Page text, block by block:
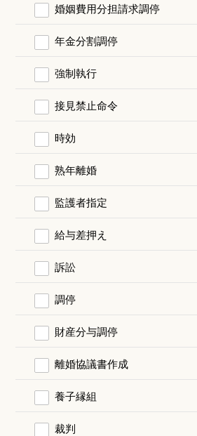
婚姻費用分担請求調停
年金分割調停
強制執行
接見禁止命令
時効
熟年離婚
監護者指定
給与差押え
訴訟
調停
財産分与調停
離婚協議書作成
養子縁組
裁判